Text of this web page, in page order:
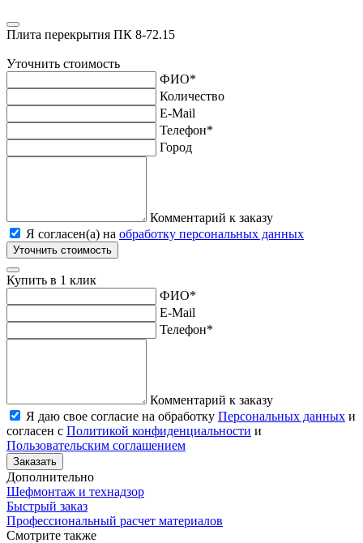
Плита перекрытия ПК 8-72.15
Уточнить стоимость
ФИО*
Количество
E-Mail
Телефон*
Город
Комментарий к заказу
Я согласен(а) на обработку персональных данных
Уточнить стоимость
Купить в 1 клик
ФИО*
E-Mail
Телефон*
Комментарий к заказу
Я даю свое согласие на обработку Персональных данных и
согласен с Политикой конфиденциальности и
Пользовательским соглашением
Заказать
Дополнительно
Шефмонтаж и технадзор
Быстрый заказ
Профессиональный расчет материалов
Смотрите также